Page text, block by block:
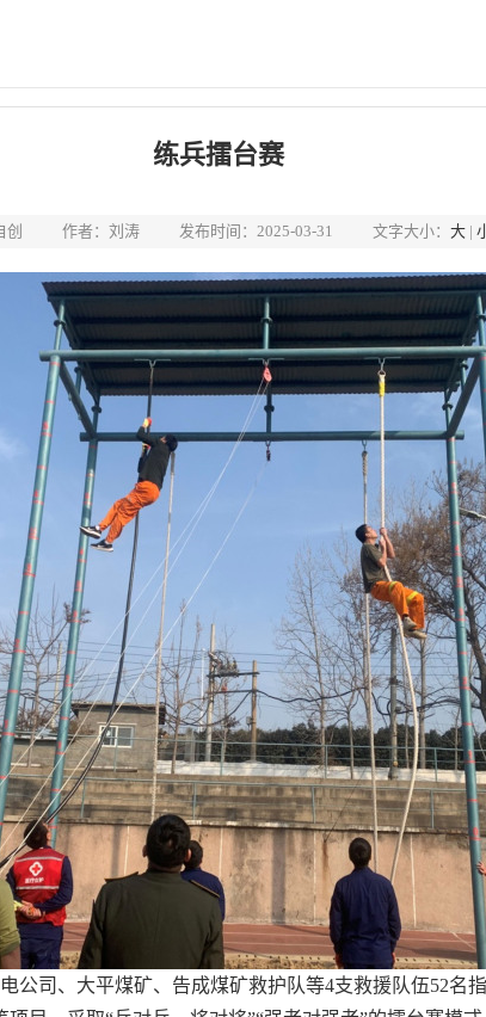
练兵擂台赛
创 作者：刘涛 发布时间：2025-03-31 文字大小： 大 |
公司、大平煤矿、告成煤矿救护队等4支救援队伍52名